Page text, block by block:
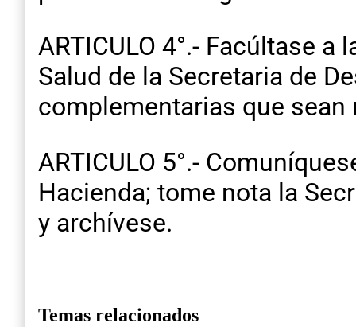
ARTICULO 4°.- Facúltase
Salud de la Secretaria de
complementarias que
ARTICULO 5°.-
Hacienda; tome nota la
y archívese.
Temas relacionados